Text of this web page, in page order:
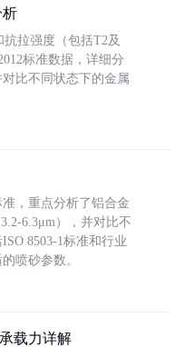
析
拉强度（包括T2及
标准数据，详细分
比不同状态下的金属
，重点分析了铝合金
6.3μm），并对比不
8503-1标准和行业
喷砂参数。
载力详解